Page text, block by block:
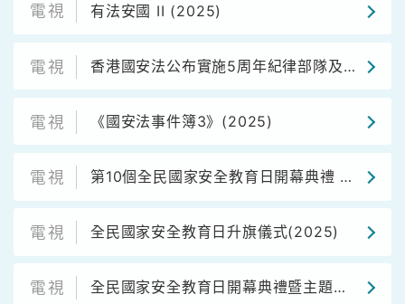
有法安國 II (2025)
香港國安法公布實施5周年紀律部隊及青少年團體升旗儀式
《國安法事件簿3》(2025)
第10個全民國家安全教育日開幕典禮 《學子心．祖國情》
全民國家安全教育日升旗儀式(2025)
全民國家安全教育日開幕典禮暨主題講座 (2025)